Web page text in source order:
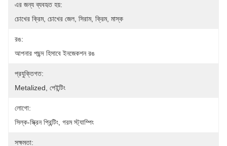
এর জন্য ব্যবহৃত হয়:
চোখের ক্রিম, চোখের জেল, সিরাম, ক্রিম, মাস্ক
রঙ:
আপনার পছন্দ হিসাবে ইনজেকশন রঙ
প্রযুক্তিগত:
Metalized, পেইন্টিং
লোগো:
সিল্ক-স্ক্রিন প্রিন্টিং, গরম স্ট্যাম্পিং
সক্ষমতা: